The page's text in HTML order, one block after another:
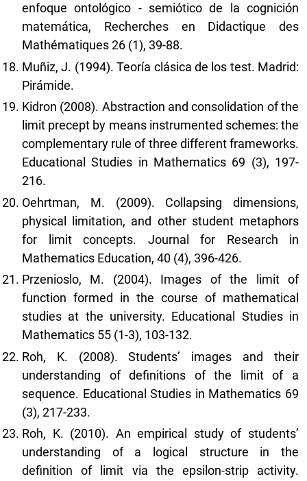
enfoque ontológico - semiótico de la cognición
matemática, Recherches en Didactique des
Mathématiques 26 (1), 39-88.
Muñiz, J. (1994). Teoría clásica de los test. Madrid:
Pirámide.
Kidron (2008). Abstraction and consolidation of the
limit precept by means instrumented schemes: the
complementary rule of three different frameworks.
Educational Studies in Mathematics 69 (3), 197-
216.
Oehrtman, M. (2009). Collapsing dimensions,
physical limitation, and other student metaphors
for limit concepts. Journal for Research in
Mathematics Education, 40 (4), 396-426.
Przenioslo, M. (2004). Images of the limit of
function formed in the course of mathematical
studies at the university. Educational Studies in
Mathematics 55 (1-3), 103-132.
Roh, K. (2008). Students’ images and their
understanding of definitions of the limit of a
sequence. Educational Studies in Mathematics 69
(3), 217-233.
Roh, K. (2010). An empirical study of students’
understanding of a logical structure in the
definition of limit via the epsilon-strip activity.